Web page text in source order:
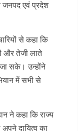
जनपद एवं प्रदेश
से कहा कि
और तेजी लाते
सके। उन्होंने
में सभी से
ने कहा कि राज्य
दायित्व का